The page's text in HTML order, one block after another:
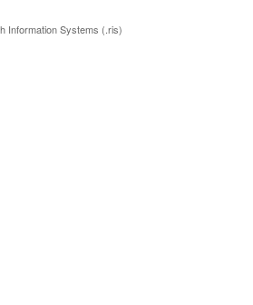
Information Systems (.ris)